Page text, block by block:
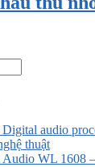
audio
thuật
WL 1608